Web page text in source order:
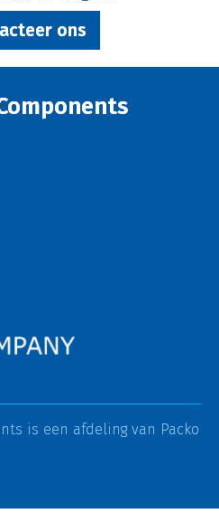
ons
is een afdeling van Packo